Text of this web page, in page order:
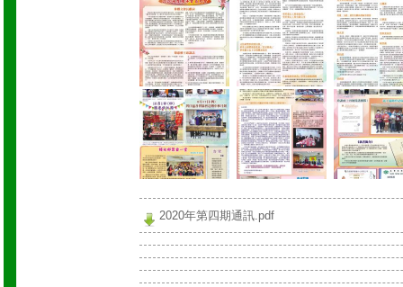
2020年第四期通訊.pdf